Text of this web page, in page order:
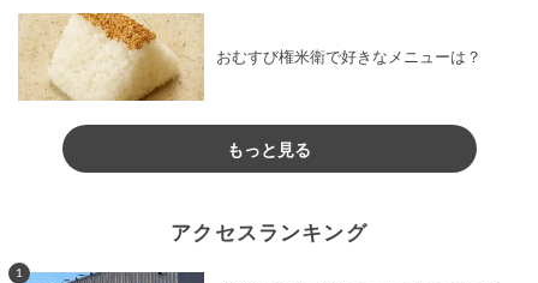
おむすび権米衛で好きなメニューは？
もっと見る
アクセスランキング
1